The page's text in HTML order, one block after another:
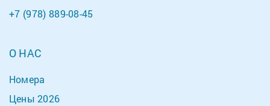
+7 (978) 889-08-45
О НАС
Номера
Цены 2026